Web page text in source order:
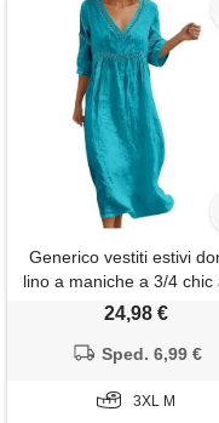
Generico vestiti estivi
lino a maniche a 3/4 chic
vacanza comodo taglie
abito da spiaggia tinta
mare spiaggia vacanza
24,98 €
Sped. 6,99 €
3XL M